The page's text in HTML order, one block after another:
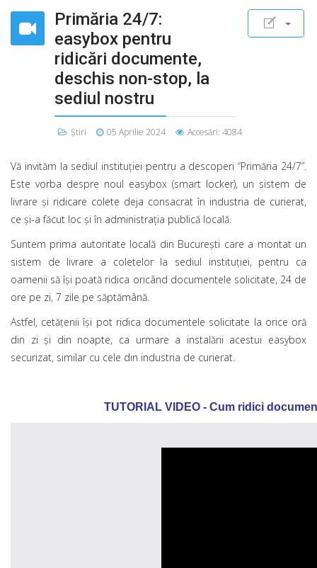
Primăria 24/7:
easybox pentru
ridicări documente,
deschis non-stop, la
sediul nostru
Știri 05 Aprilie 2024 Accesări: 4084
Vă invităm la sediul instituţiei pentru a descoperi “Primăria 24/7”.
Este vorba despre noul easybox (smart locker), un sistem de
livrare şi ridicare colete deja consacrat în industria de curierat,
ce şi-a făcut loc şi în administrația publică locală.
Suntem prima autoritate locală din Bucureşti care a montat un
sistem de livrare a coletelor la sediul instituției, pentru ca
oamenii să îşi poată ridica oricând documentele solicitate, 24 de
ore pe zi, 7 zile pe săptămână.
Astfel, cetăţenii îşi pot ridica documentele solicitate la orice oră
din zi şi din noapte, ca urmare a instalării acestui easybox
securizat, similar cu cele din industria de curierat.
TUTORIAL VIDEO - Cum ridici